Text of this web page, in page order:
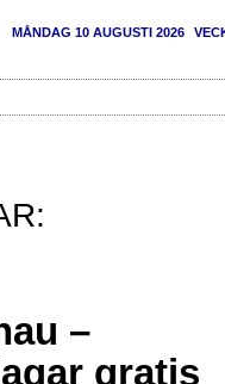
MÅNDAG 10 AUGUSTI 2026
–
gratis